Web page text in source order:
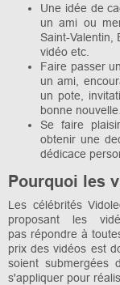
Une idée de
un ami ou
Saint-Valentin,
vidéo etc.
Faire passer
un ami,
un pote,
bonne
Se faire
obtenir une
dédicace
Pourquoi les
Les célébrités
proposant les
pas répondre à
prix des vidéos est
soient submergées
s'appliquer pour